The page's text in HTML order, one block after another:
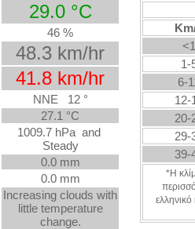
29.0 °C
46 %
48.3 km/hr
41.8 km/hr
NNE 12 °
27.1 °C
1009.7 hPa and
Steady
0.0 mm
0.0 mm
Increasing clouds with
little temperature
change.
<1
1-
6-
12-
20-
29-
39-
*Η